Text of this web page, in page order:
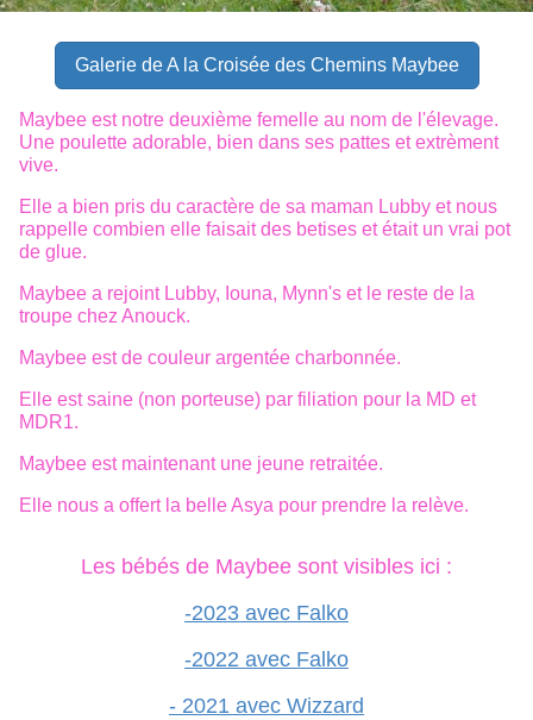
Galerie de A la Croisée des Chemins Maybee
Maybee est notre deuxième femelle au nom de l'élevage.
Une poulette adorable, bien dans ses pattes et extrèment
vive.
Elle a bien pris du caractère de sa maman Lubby et nous
rappelle combien elle faisait des betises et était un vrai pot
de glue.
Maybee a rejoint Lubby, Iouna, Mynn's et le reste de la
troupe chez Anouck.
Maybee est de couleur argentée charbonnée.
Elle est saine (non porteuse) par filiation pour la MD et
MDR1.
Maybee est maintenant une jeune retraitée.
Elle nous a offert la belle Asya pour prendre la relève.
Les bébés de Maybee sont visibles ici :
-2023 avec Falko
-2022 avec Falko
- 2021 avec Wizzard